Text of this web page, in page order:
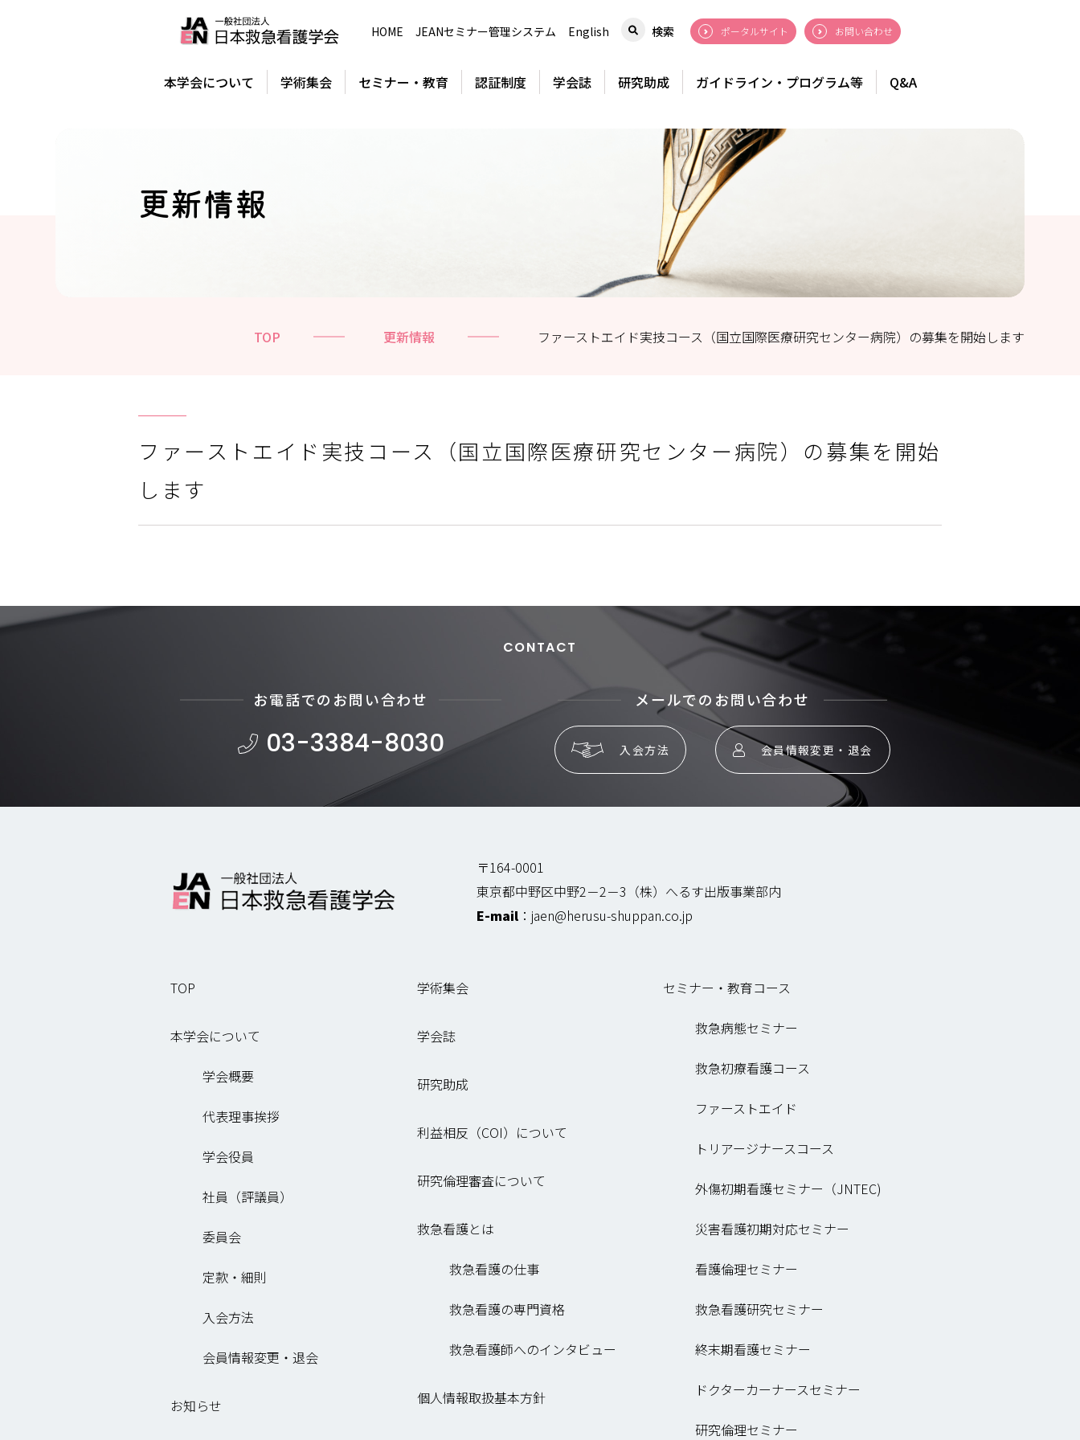
HOME JEANセミナー管理システム English 検索 ポータルサイト お問い合わせ
本学会について 学術集会 セミナー・教育 認証制度 学会誌 研究助成 ガイドライン・プログラム等 Q&A
更新情報
TOP 更新情報 ファーストエイド実技コース（国立国際医療研究センター病院）の募集を開始します
ファーストエイド実技コース（国立国際医療研究センター病院）の募集を開始
します
CONTACT
お電話でのお問い合わせ
03-3384-8030
メールでのお問い合わせ
入会方法 会員情報変更・退会
〒164-0001
東京都中野区中野2－2－3（株）へるす出版事業部内
E-mail ： jaen@herusu-shuppan.co.jp
TOP
本学会について
学会概要
代表理事挨拶
学会役員
社員（評議員）
委員会
定款・細則
入会方法
会員情報変更・退会
お知らせ
学術集会
学会誌
研究助成
利益相反（COI）について
研究倫理審査について
救急看護とは
救急看護の仕事
救急看護の専門資格
救急看護師へのインタビュー
個人情報取扱基本方針
セミナー・教育コース
救急病態セミナー
救急初療看護コース
ファーストエイド
トリアージナースコース
外傷初期看護セミナー（JNTEC)
災害看護初期対応セミナー
看護倫理セミナー
救急看護研究セミナー
終末期看護セミナー
ドクターカーナースセミナー
研究倫理セミナー